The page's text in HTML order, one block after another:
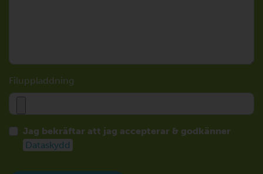
Filuppladdning
Jag bekräftar att jag accepterar & godkänner
Dataskydd